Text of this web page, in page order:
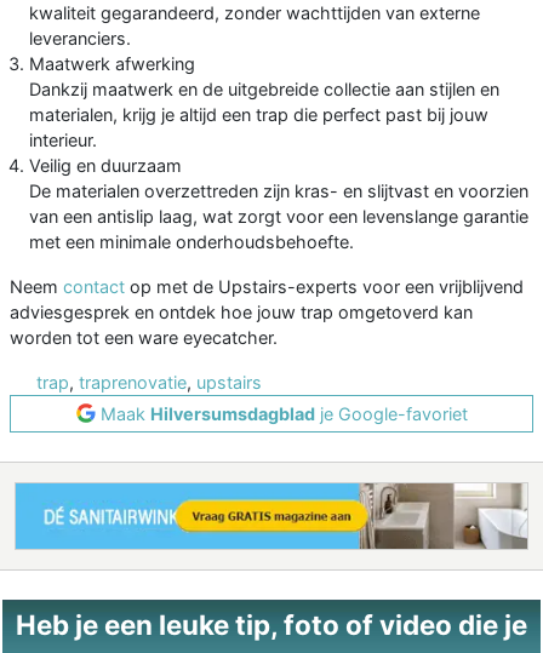
kwaliteit gegarandeerd, zonder wachttijden van externe
leveranciers.
Maatwerk afwerking
Dankzij maatwerk en de uitgebreide collectie aan stijlen en
materialen, krijg je altijd een trap die perfect past bij jouw
interieur.
Veilig en duurzaam
De materialen overzettreden zijn kras- en slijtvast en voorzien
van een antislip laag, wat zorgt voor een levenslange garantie
met een minimale onderhoudsbehoefte.
Neem contact op met de Upstairs-experts voor een vrijblijvend
adviesgesprek en ontdek hoe jouw trap omgetoverd kan
worden tot een ware eyecatcher.
trap, traprenovatie, upstairs
Maak Hilversumsdagbladje Google-favoriet
Heb je een leuke tip, foto of video die je